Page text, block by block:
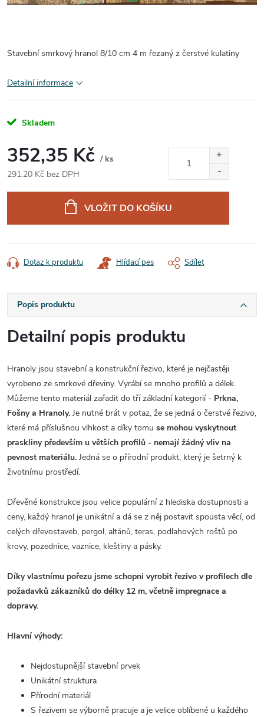
Stavební smrkový hranol 8/10 cm 4 m řezaný z čerstvé kulatiny
Detailní informace
Skladem
352,35 Kč / ks
291,20 Kč bez DPH
VLOŽIT DO KOŠÍKU
Dotaz k produktu Hlídací pes Sdílet
Popis produktu
Detailní popis produktu
Hranoly jsou stavební a konstrukční řezivo, které je nejčastěji
vyrobeno ze smrkové dřeviny. Vyrábí se mnoho profilů a délek.
Můžeme tento materiál zařadit do tří základní kategorií - Prkna,
Fošny a Hranoly. Je nutné brát v potaz, že se jedná o čerstvé řezivo,
které má příslušnou vlhkost a díky tomu se mohou vyskytnout
praskliny především u větších profilů - nemají žádný vliv na
pevnost materiálu. Jedná se o přírodní produkt, který je šetrný k
životnímu prostředí.
Dřevěné konstrukce jsou velice populární z hlediska dostupnosti a
ceny, každý hranol je unikátní a dá se z něj postavit spousta věcí, od
celých dřevostaveb, pergol, altánů, teras, podlahových roštů po
krovy, pozednice, vaznice, kleštiny a pásky.
Díky vlastnímu pořezu jsme schopni vyrobit řezivo v profilech dle
požadavků zákazníků do délky 12 m, včetně impregnace a
dopravy.
Hlavní výhody:
Nejdostupnější stavební prvek
Unikátní struktura
Přírodní materiál
S řezivem se výborně pracuje a je velice oblíbené u každého